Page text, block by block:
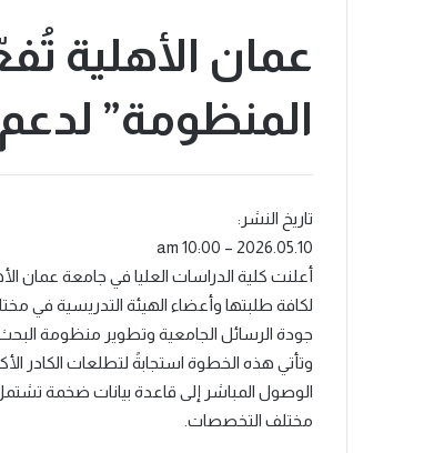
عمان الأهلية
المنظومة”
تاريخ النشر:
2026.05.10 – 10:00 am
أعلنت كلية الدراسات العليا في جامعة عمان
لكافة طلبتها وأعضاء الهيئة التدريسية في
جودة الرسائل الجامعية وتطوير منظومة البحث
وتأتي هذه الخطوة استجابةً لتطلعات الكادر
الوصول المباشر إلى قاعدة بيانات ضخمة
مختلف التخصصات.